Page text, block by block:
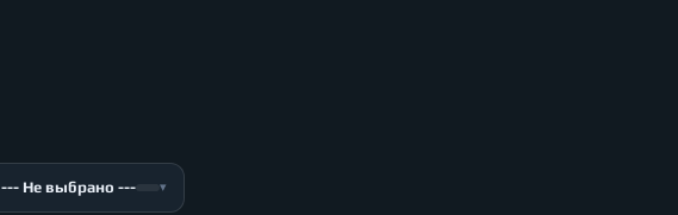
--- Не выбрано --- ▾